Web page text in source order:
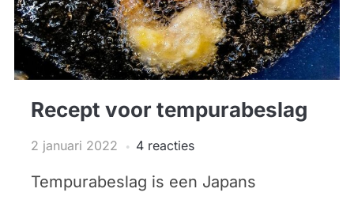
Recept voor tempurabeslag
2 januari 2022 4 reacties
Tempurabeslag is een Japans